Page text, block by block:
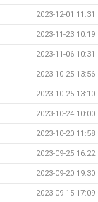
2023-12-01 11:31
2023-11-23 10:19
2023-11-06 10:31
2023-10-25 13:56
2023-10-25 13:10
2023-10-24 10:00
2023-10-20 11:58
2023-09-25 16:22
2023-09-20 19:30
2023-09-15 17:09